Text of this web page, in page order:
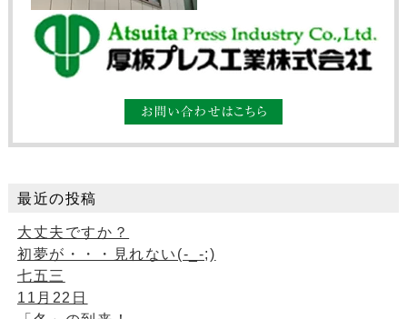
最近の投稿
大丈夫ですか？
初夢が・・・見れない(-_-;)
七五三
11月22日